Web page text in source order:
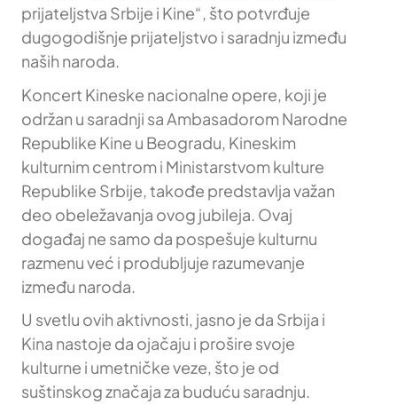
prijateljstva Srbije i Kine“, što potvrđuje
dugogodišnje prijateljstvo i saradnju između
naših naroda.
Koncert Kineske nacionalne opere, koji je
održan u saradnji sa Ambasadorom Narodne
Republike Kine u Beogradu, Kineskim
kulturnim centrom i Ministarstvom kulture
Republike Srbije, takođe predstavlja važan
deo obeležavanja ovog jubileja. Ovaj
događaj ne samo da pospešuje kulturnu
razmenu već i produbljuje razumevanje
između naroda.
U svetlu ovih aktivnosti, jasno je da Srbija i
Kina nastoje da ojačaju i prošire svoje
kulturne i umetničke veze, što je od
suštinskog značaja za buduću saradnju.